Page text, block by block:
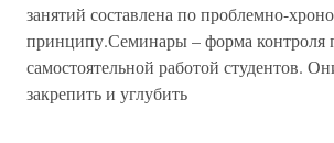
занятий составлена по проблемно-
принципу.Семинары – форма контроля
самостоятельной работой студентов.
закрепить и углубить